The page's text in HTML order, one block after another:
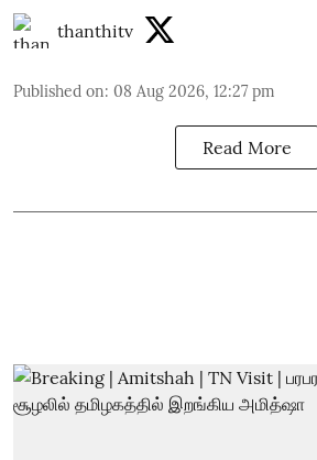
thanthitv
Published on: 08 Aug 2026, 12:27 pm
Read More